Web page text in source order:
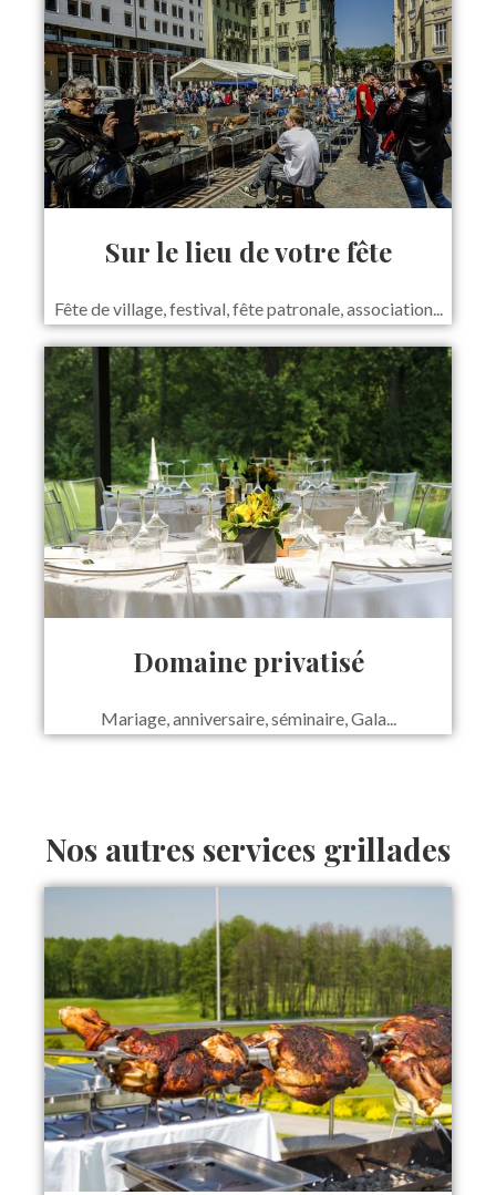
Sur le lieu de votre fête
Fête de village, festival, fête patronale, association...
Domaine privatisé
Mariage, anniversaire, séminaire, Gala...
Nos autres services grillades